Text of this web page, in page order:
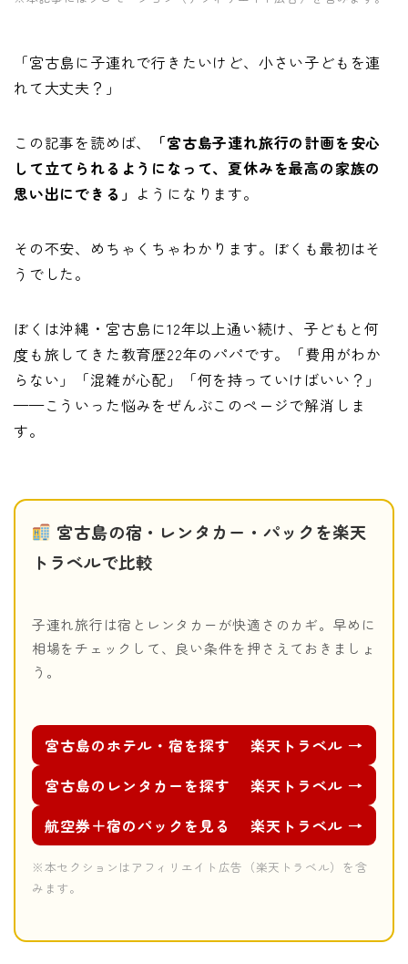
「宮古島に子連れで行きたいけど、小さい子どもを連
れて大丈夫？」
この記事を読めば、
「宮古島子連れ旅行の計画を安心
して立てられるようになって、夏休みを最高の家族の
思い出にできる」 ようになります。
その不安、めちゃくちゃわかります。ぼくも最初はそ
うでした。
ぼくは沖縄・宮古島に12年以上通い続け、子どもと何
度も旅してきた教育歴22年のパパです。「費用がわか
らない」「混雑が心配」「何を持っていけばいい？」
——こういった悩みをぜんぶこのページで解消しま
す。
宮古島の宿・レンタカー・パックを楽天
トラベルで比較
子連れ旅行は宿とレンタカーが快適さのカギ。早めに
相場をチェックして、良い条件を押さえておきましょ
う。
宮古島のホテル・宿を探す
楽天トラベル →
宮古島のレンタカーを探す
楽天トラベル →
航空券＋宿のパックを見る
楽天トラベル →
※本セクションはアフィリエイト広告（楽天トラベル）を含
みます。